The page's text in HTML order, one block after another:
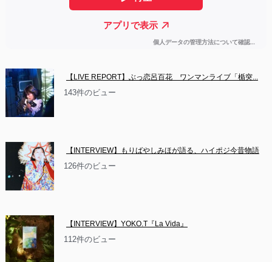
【LIVE REPORT】ぶっ恋呂百花　ワンマンライブ「楯突...
143件のビュー
【INTERVIEW】もりばやしみほが語る、ハイポジ今昔物語
126件のビュー
【INTERVIEW】YOKO.T『La Vida』
112件のビュー